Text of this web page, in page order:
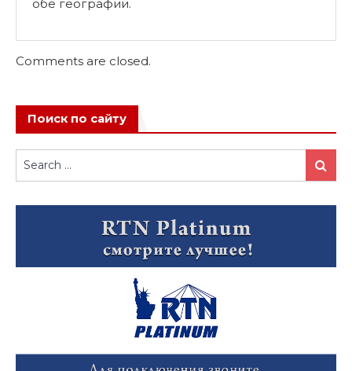
обе географии.
Comments are closed.
Поиск по сайту
for:
Search